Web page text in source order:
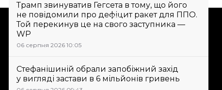
Трамп звинуватив Гегсета в тому, що його
не повідомили про дефіцит ракет для ППО.
Той перекинув це на свого заступника —
WP
06 серпня 2026 10:05
Стефанішиній обрали запобіжний захід
у вигляді застави в 6 мільйонів гривень
Підтримати
завдяки тобі. Будь нашим